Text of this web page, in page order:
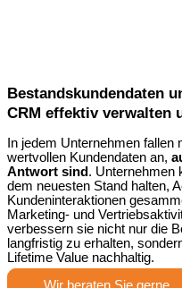
Bestandskundendaten
CRM effektiv verwalten
In jedem Unternehmen
wertvollen Kundendaten an,
Antwort sind. Unternehmen
dem neuesten Stand halten,
Kundeninteraktionen
Marketing- und
verbessern sie nicht nur die
langfristig zu erhalten,
Lifetime Value nachhaltig.